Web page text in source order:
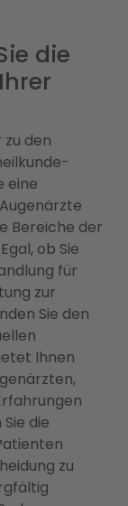
die
den
eine
Bereiche der
ob Sie
für
zur
Sie den
Ihnen
die
zu